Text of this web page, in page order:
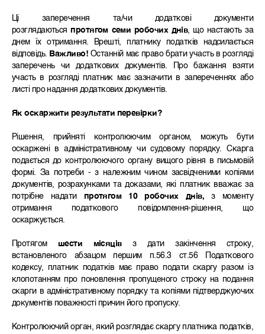
Ці заперечення та/чи додаткові документи
розглядаються протягом семи робочих днів, що настають за
днем їх отримання. Врешті, платнику податків надсилається
відповідь. Важливо!Останній має право брати участь в розгляді
заперечень чи додаткових документів. Про бажання взяти
участь в розгляді платник має зазначити в запереченнях або
листі про надання додаткових документів.
Як оскаржити результати перевірки?
Рішення, прийняті контролюючим органом, можуть бути
оскаржені в адміністративному чи судовому порядку. Скарга
подається до контролюючого органу вищого рівня в письмовій
формі. За потреби - з належним чином засвідченими копіями
документів, розрахунками та доказами, які платник вважає за
потрібне надати протягом 10 робочих днів, з моменту
отримання податкового повідомлення-рішення, що
оскаржується.
Протягом шести місяцівз дати закінчення строку,
встановленого абзацом першим п.56.3 ст.56 Податкового
кодексу, платник податків має право подати скаргу разом із
клопотанням про поновлення пропущеного строку на подання
скарги в адміністративному порядку та копіями підтверджуючих
документів поважності причин його пропуску.
Контролюючий орган, який розглядає скаргу платника податків,